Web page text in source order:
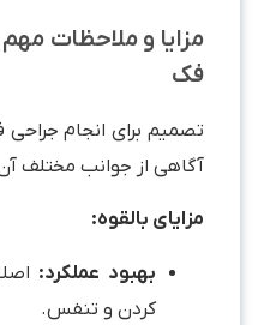
مزایا و ملاحظات
فک
تصمیم برای انجام
آگاهی از جوانب مختلف
مزایای بالقوه:
بهبود عملکرد:
کردن و تنفس.